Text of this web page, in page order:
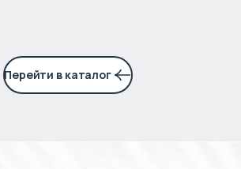
Перейти в каталог